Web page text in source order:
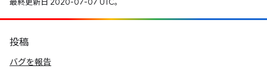
最終更新日 2020-07-07 UTC。
投稿
バグを報告